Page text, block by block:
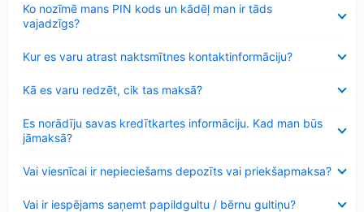
Ko nozīmē mans PIN kods un kādēļ man ir tāds
vajadzīgs?
Kur es varu atrast naktsmītnes kontaktinformāciju?
Kā es varu redzēt, cik tas maksā?
Es norādīju savas kredītkartes informāciju. Kad man būs
jāmaksā?
Vai viesnīcai ir nepieciešams depozīts vai priekšapmaksa?
Vai ir iespējams saņemt papildgultu / bērnu gultiņu?